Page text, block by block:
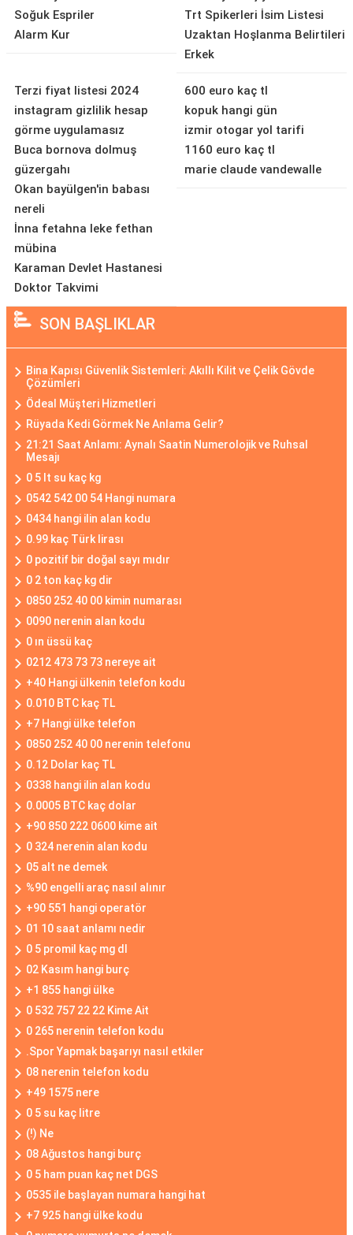
Soğuk Espriler
Alarm Kur
Trt Spikerleri İsim Listesi
Uzaktan Hoşlanma Belirtileri
Erkek
Terzi fiyat listesi 2024
instagram gizlilik hesap
görme uygulamasız
Buca bornova dolmuş
güzergahı
Okan bayülgen'in babası
nereli
İnna fetahna leke fethan
mübina
Karaman Devlet Hastanesi
Doktor Takvimi
600 euro kaç tl
kopuk hangi gün
izmir otogar yol tarifi
1160 euro kaç tl
marie claude vandewalle
SON BAŞLIKLAR
Bina Kapısı Güvenlik Sistemleri: Akıllı Kilit ve Çelik Gövde
Çözümleri
Ödeal Müşteri Hizmetleri
Rüyada Kedi Görmek Ne Anlama Gelir?
21:21 Saat Anlamı: Aynalı Saatin Numerolojik ve Ruhsal
Mesajı
0 5 lt su kaç kg
0542 542 00 54 Hangi numara
0434 hangi ilin alan kodu
0.99 kaç Türk lirası
0 pozitif bir doğal sayı mıdır
0 2 ton kaç kg dir
0850 252 40 00 kimin numarası
0090 nerenin alan kodu
0 ın üssü kaç
0212 473 73 73 nereye ait
+40 Hangi ülkenin telefon kodu
0.010 BTC kaç TL
+7 Hangi ülke telefon
0850 252 40 00 nerenin telefonu
0.12 Dolar kaç TL
0338 hangi ilin alan kodu
0.0005 BTC kaç dolar
+90 850 222 0600 kime ait
0 324 nerenin alan kodu
05 alt ne demek
%90 engelli araç nasıl alınır
+90 551 hangi operatör
01 10 saat anlamı nedir
0 5 promil kaç mg dl
02 Kasım hangi burç
+1 855 hangi ülke
0 532 757 22 22 Kime Ait
0 265 nerenin telefon kodu
.Spor Yapmak başarıyı nasıl etkiler
08 nerenin telefon kodu
+49 1575 nere
0 5 su kaç litre
(!) Ne
08 Ağustos hangi burç
0 5 ham puan kaç net DGS
0535 ile başlayan numara hangi hat
+7 925 hangi ülke kodu